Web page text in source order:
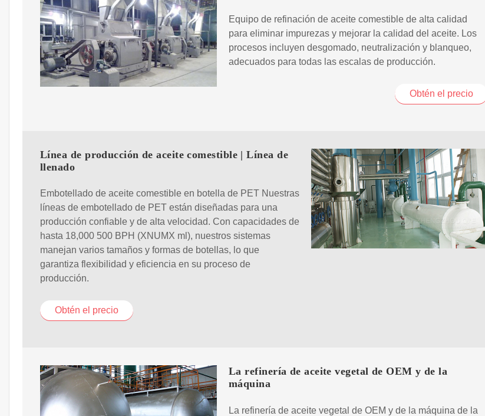
Equipo de refinación de aceite comestible de alta calidad
para eliminar impurezas y mejorar la calidad del aceite. Los
procesos incluyen desgomado, neutralización y blanqueo,
adecuados para todas las escalas de producción.
Obtén el precio
Línea de producción de aceite comestible | Línea de
llenado
Embotellado de aceite comestible en botella de PET Nuestras
líneas de embotellado de PET están diseñadas para una
producción confiable y de alta velocidad. Con capacidades de
hasta 18,000 500 BPH (XNUMX ml), nuestros sistemas
manejan varios tamaños y formas de botellas, lo que
garantiza flexibilidad y eficiencia en su proceso de
producción.
Obtén el precio
La refinería de aceite vegetal de OEM y de la
máquina
La refinería de aceite vegetal de OEM y de la máquina de la